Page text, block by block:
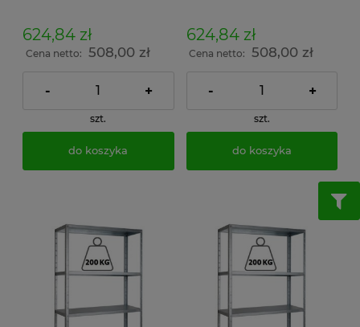
dokumenty w archiwum i
do magazynu
624,84 zł
Cena netto: 508,00 zł
- +
szt.
do koszyka
dokumenty w archiwum i
do magazynu
624,84 zł
Cena netto: 508,00 zł
- +
szt.
do koszyka